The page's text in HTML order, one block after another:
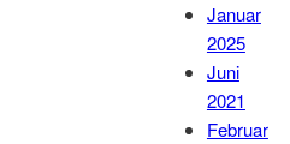
Januar
2025
Juni
2021
Februar